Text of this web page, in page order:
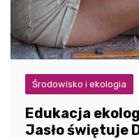
Środowisko i ekologia
Edukacja
Jasło świętuje